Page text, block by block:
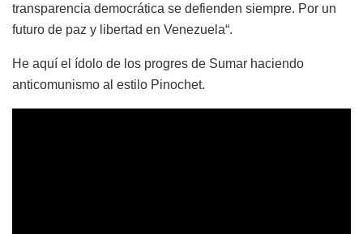
transparencia democrática se defienden siempre. Por un
futuro de paz y libertad en Venezuela“.
He aquí el ídolo de los progres de Sumar haciendo
anticomunismo al estilo Pinochet.